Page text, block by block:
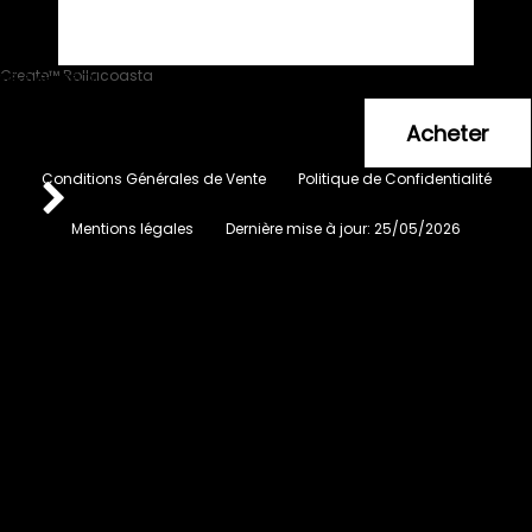
Create™ Rollacoasta
Lecenté™
16.20 €
Conditions Générales de Vente Politique de Confidentialité
Mentions légales Dernière mise à jour: 25/05/2026